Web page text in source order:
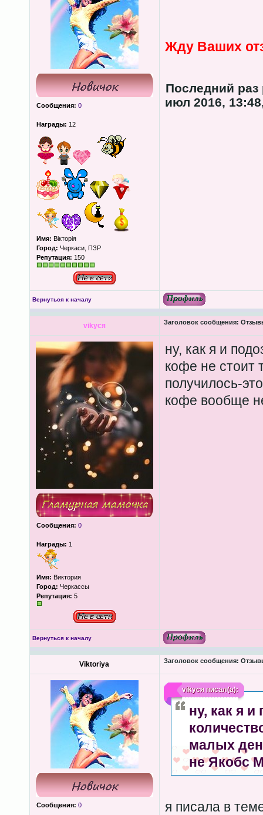
Сообщения: 0
Награды: 12
Имя: Вікторія
Город: Черкаси, ПЗР
Репутация: 150
Жду Ваших
Последний
июл 2016,
Вернуться к началу
vikycя Заголовок сообщения:
Сообщения: 0
Награды: 1
Имя: Виктория
Город: Черкассы
Репутация: 5
ну, как я и
кофе не стоит
получилось-
кофе вообще
Вернуться к началу
Viktoriya Заголовок сообщения:
Сообщения: 0
vikycяписал(а):
ну, как я и
малых
не Якобс
я писала в